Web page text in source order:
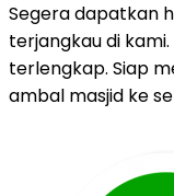
Segera dapatkan
terjangkau di
terlengkap. Siap
ambal masjid ke